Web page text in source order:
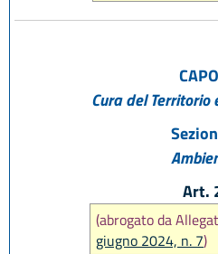
Cura del Territorio
Art.
(abrogato da
giugno 2024, n. 7)